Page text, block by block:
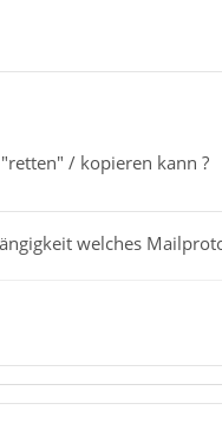
/ kopieren kann ?
welches